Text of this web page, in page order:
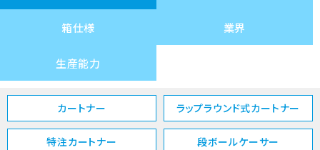
箱仕様 業界
生産能力
カートナー ラップラウンド式カートナー
特注カートナー 段ボールケーサー